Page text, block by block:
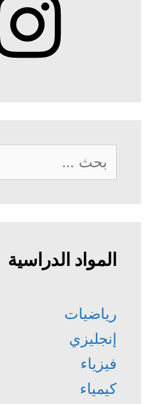
البحث
عن:
المواد الدراسية
رياضيات
إنجليزي
فيزياء
كيمياء